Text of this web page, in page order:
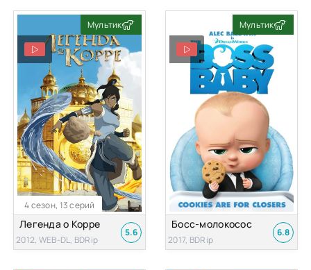
Мультик
4 сезон, 13 серий
Легенда о Корре
2012, WEB-DL, BDRip
5.6
Мультик
Босс-молокосос
2017, BDRip
6.8